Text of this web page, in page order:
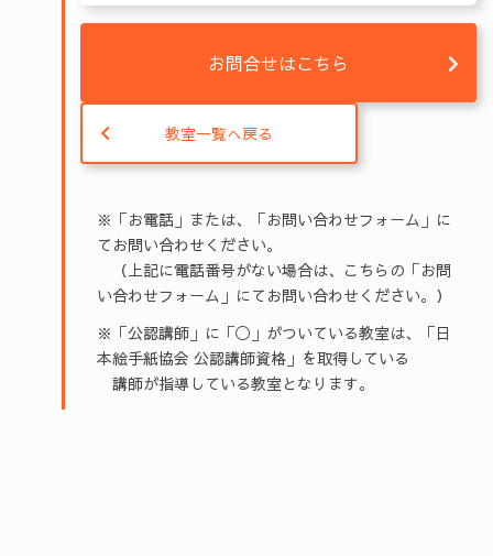
お問合せはこちら
教室一覧へ戻る
※「お電話」または、「お問い合わせフォーム」に
てお問い合わせください。
（上記に電話番号がない場合は、こちらの「お問
い合わせフォーム」にてお問い合わせください。）
※「公認講師」に「◯」がついている教室は、「日
本絵手紙協会 公認講師資格」を取得している
講師が指導している教室となります。